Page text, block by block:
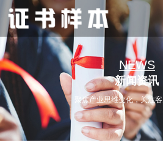
NEWS
新闻资讯
聚焦产业思维变化，关注